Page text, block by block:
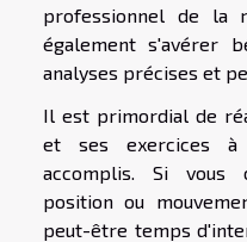
professionnel de la
également s'avérer
analyses précises et
Il est primordial de
et ses exercices
accomplis. Si vous
position ou
peut-être temps